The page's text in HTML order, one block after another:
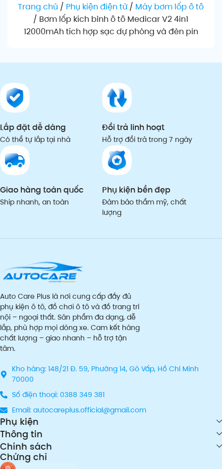
Trang chủ / Phụ kiện điện tử/ Máy bơm lốp ô tô
/ Bơm lốp kích bình ô tô Medicar V2 4in1
12000mAh tích hợp sạc dự phòng và đèn pin
Lắp đặt dễ dàng
Có thể tự lắp tại nhà
Đổi trả linh hoạt
Hỗ trợ đổi trả trong 7 ngày
Giao hàng toàn quốc
Ship nhanh, an toàn
Phụ kiện bền đẹp
Đảm bảo thẩm mỹ, chất
lượng
Auto Care Plus là nơi cung cấp đầy đủ
phụ kiện ô tô, đồ chơi ô tô và đồ trang trí
nội – ngoại thất. Sản phẩm đa dạng, dễ
lắp, phù hợp mọi dòng xe. Cam kết hàng
chất lượng – giao nhanh – hỗ trợ tận
tâm.
Kho hàng: 148/21 Đ. 59, Phường 14, Gò Vấp, Hồ Chí Minh
70000
Số điện thoại: 0388 349 381
Email: autocareplus.official@gmail.com
Phụ kiện
Thông tin
Chính sách
Chứng chỉ